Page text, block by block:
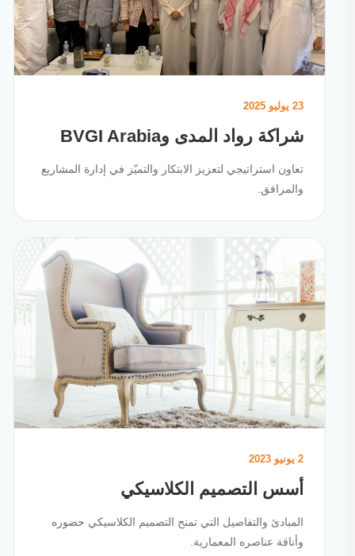
23 يوليو 2025
شراكة رواد المدى وBVGI Arabia
تعاون استراتيجي لتعزيز الابتكار والتميّز في إدارة المشاريع
والمرافق.
أسس التصميم الكلاسيكي
المبادئ والتفاصيل التي تمنح التصميم الكلاسيكي حضوره
وأناقة عناصره المعمارية.